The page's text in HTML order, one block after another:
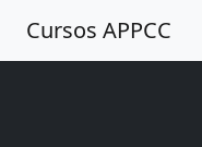
Cursos APPCC